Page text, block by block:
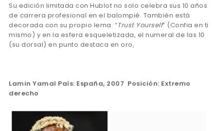
Su edición limitada con Hublot no solo celebra sus 10 años
de carrera profesional en el balompié. También está
decorada con su propio lema: “Trust Yourself” (Confia en ti
mismo) y en la esfera esqueletizada, el numeral de las 10
(su dorsal) en punto destaca en oro,
Lamin Yamal País: España, 2007 Posición: Extremo
derecho